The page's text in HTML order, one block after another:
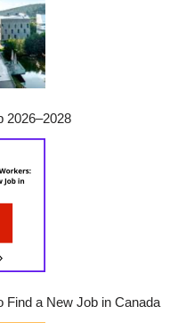
2026–2028
Find a New Job in Canada